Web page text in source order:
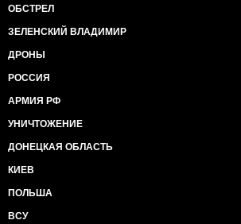
ОБСТРЕЛ
ЗЕЛЕНСКИЙ ВЛАДИМИР
ДРОНЫ
РОССИЯ
АРМИЯ РФ
УНИЧТОЖЕНИЕ
ДОНЕЦКАЯ ОБЛАСТЬ
КИЕВ
ПОЛЬША
ВСУ